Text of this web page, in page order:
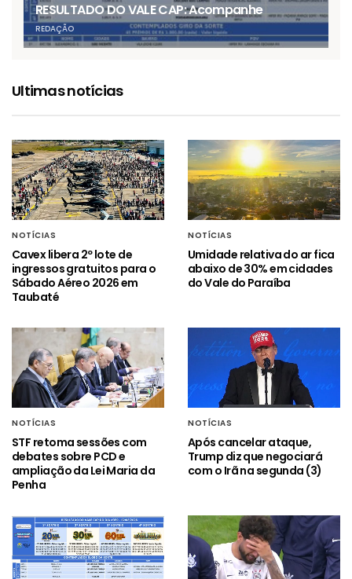
RESULTADO DO VALE CAP: Acompanhe
REDAÇÃO
Ultimas notícias
NOTÍCIAS
Cavex libera 2º lote de
ingressos gratuitos para o
Sábado Aéreo 2026 em
Taubaté
NOTÍCIAS
Umidade relativa do ar fica
abaixo de 30% em cidades
do Vale do Paraíba
NOTÍCIAS
STF retoma sessões com
debates sobre PCD e
ampliação da Lei Maria da
Penha
NOTÍCIAS
Após cancelar ataque,
Trump diz que negociará
com o Irã na segunda (3)